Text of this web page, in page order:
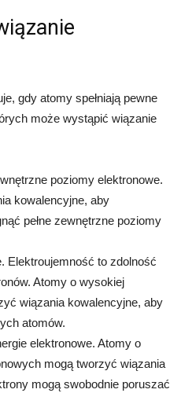
gdy atomy spełniają pewne
może wystąpić wiązanie
poziomy elektronowe.
kowalencyjne, aby
pełne zewnętrzne poziomy
Elektroujemność to zdolność
Atomy o wysokiej
wiązania kowalencyjne, aby
atomów.
elektronowe. Atomy o
mogą tworzyć wiązania
mogą swobodnie poruszać